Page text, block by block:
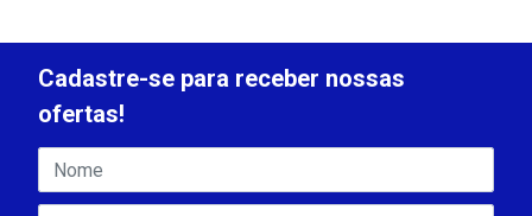
Cadastre-se para receber nossas
ofertas!